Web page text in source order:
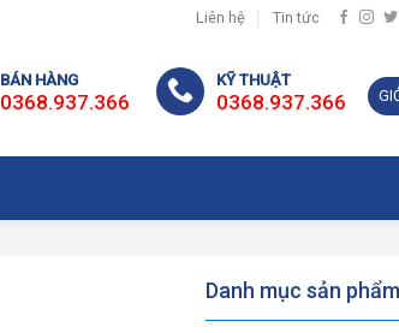
Liên hệ Tin tức
BÁN HÀNG
0368.937.366
KỸ THUẬT
0368.937.366
Danh mục sản phẩm